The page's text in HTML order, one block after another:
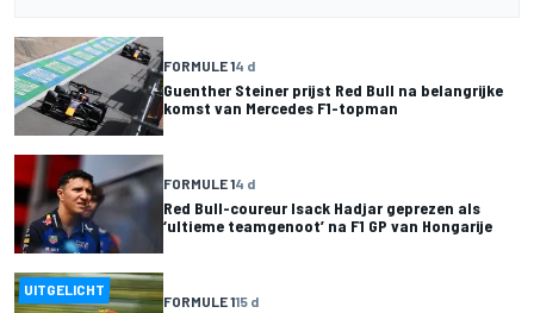
FORMULE 14 d
Guenther Steiner prijst Red Bull na belangrijke
komst van Mercedes F1-topman
FORMULE 14 d
Red Bull-coureur Isack Hadjar geprezen als
‘ultieme teamgenoot’ na F1 GP van Hongarije
UITGELICHT
FORMULE 115 d